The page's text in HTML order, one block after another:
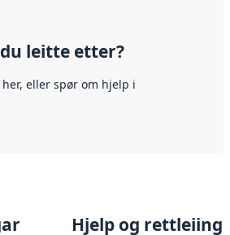
leitte etter?
her, eller spør om hjelp i
Hjelp og rettleiing